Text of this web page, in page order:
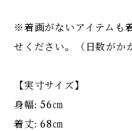
※着画がないアイテムも
せください。（日数がか
【実寸サイズ】
身幅: 56㎝
着丈: 68㎝